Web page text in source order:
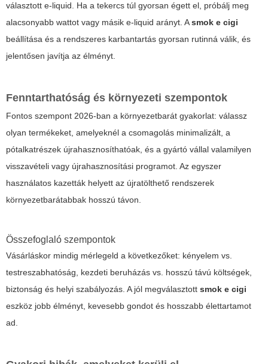
választott e-liquid. Ha a tekercs túl gyorsan égett el, próbálj meg
alacsonyabb wattot vagy másik e-liquid arányt. Asmok e cigi
beállítása és a rendszeres karbantartás gyorsan rutinná válik, és
jelentősen javítja az élményt.
Fenntarthatóság és környezeti szempontok
Fontos szempont 2026-ban a környezetbarát gyakorlat: válassz
olyan termékeket, amelyeknél a csomagolás minimalizált, a
pótalkatrészek újrahasznosíthatóak, és a gyártó vállal valamilyen
visszavételi vagy újrahasznosítási programot. Az egyszer
használatos kazetták helyett az újratölthető rendszerek
környezetbarátabbak hosszú távon.
Összefoglaló szempontok
Vásárláskor mindig mérlegeld a következőket: kényelem vs.
testreszabhatóság, kezdeti beruházás vs. hosszú távú költségek,
biztonság és helyi szabályozás. A jól megválasztott smok e cigi
eszköz jobb élményt, kevesebb gondot és hosszabb élettartamot
ad.